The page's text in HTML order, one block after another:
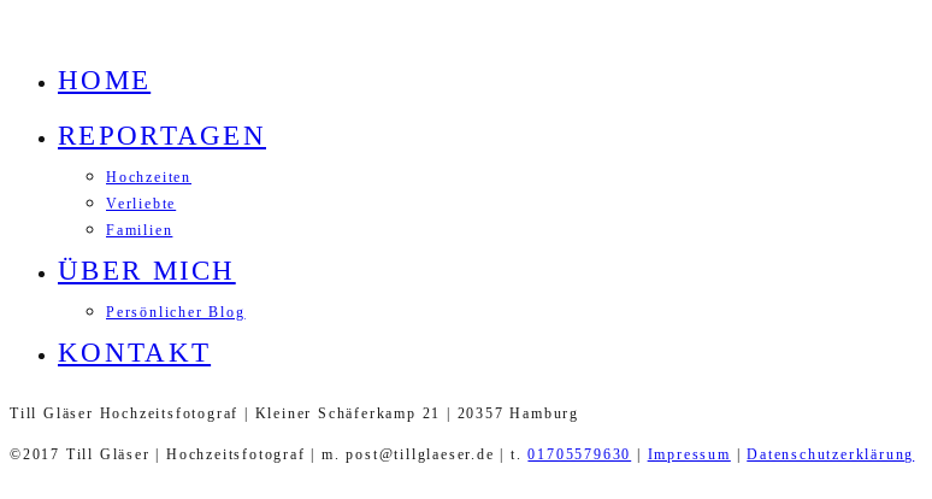
HOME
REPORTAGEN
Hochzeiten
Verliebte
Familien
ÜBER MICH
Persönlicher Blog
KONTAKT
Till Gläser Hochzeitsfotograf | Kleiner Schäferkamp 21 | 20357 Hamburg
©2017 Till Gläser | Hochzeitsfotograf | m. post@tillglaeser.de | t.01705579630 | Impressum |Datenschutzerklärung